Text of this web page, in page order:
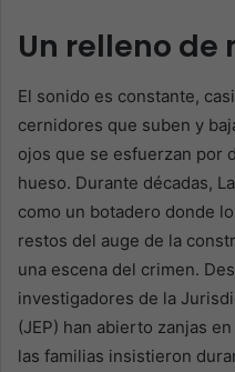
Un relleno de
El sonido es constante,
cernidores que suben y
ojos que se esfuerzan por
hueso. Durante décadas,
como un botadero donde
restos del auge de la
una escena del crimen.
investigadores de la
(JEP) han abierto zanjas
las familias insistieron